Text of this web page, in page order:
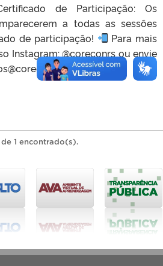
de Participação: Os
a todas as sessões
de participação!
Para mais
Instagram: @coreconrs ou envie
1 encontrado(s).